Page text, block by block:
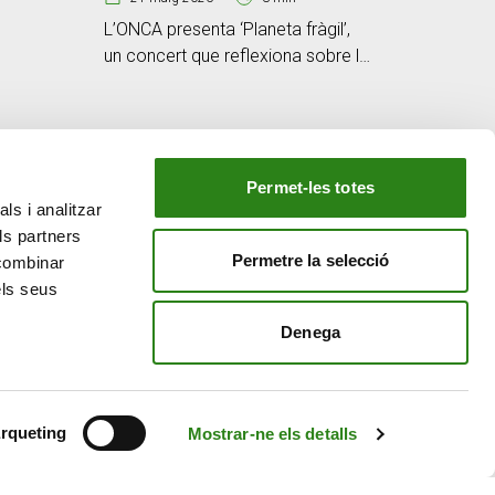
i analitzar
partners
seus
Mostrar-ne els detalls
Permet-les totes
Permetre la selecció
Denega
L’ONCA presenta ‘Planeta fràgil’,
un concert que reflexiona sobre la
EL NOSTRE GRUP
Creand Wealth & Securities Luxemburg
Creand Wealth Management EE. UU.